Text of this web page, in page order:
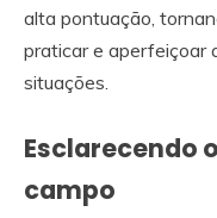
alta pontuação,
praticar e aperfeiçoar
situações.
Esclarecendo
campo